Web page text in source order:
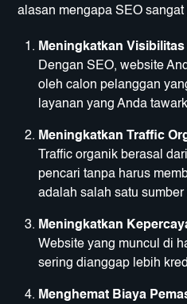
alasan mengapa SEO sangat
Meningkatkan Visibilitas
Dengan SEO, website
oleh calon pelanggan
layanan yang Anda
Meningkatkan Traffic
Traffic organik berasal
pencari tanpa harus
adalah salah satu
Meningkatkan
Website yang muncul di
sering dianggap lebih
Menghemat Biaya